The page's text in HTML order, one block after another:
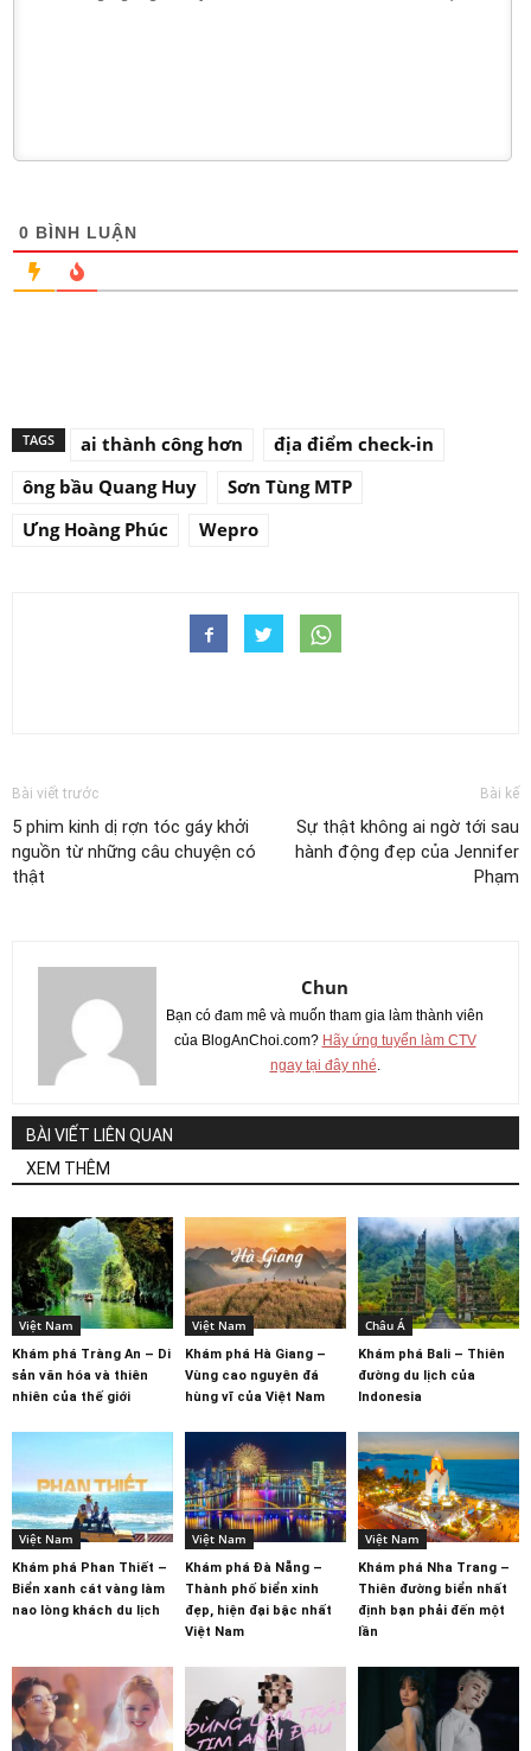
0 BÌNH LUẬN
TAGS ai thành công hơn
địa điểm check-in
ông bầu Quang Huy
Sơn Tùng MTP
Ưng Hoàng Phúc
Wepro
Bài viết trước
5 phim kinh dị rợn tóc gáy khởi
nguồn từ những câu chuyện có
thật
Bài kế
Sự thật không ai ngờ tới sau
hành động đẹp của Jennifer
Phạm
Chun
Bạn có đam mê và muốn tham gia làm thành viên
của BlogAnChoi.com? Hãy ứng tuyển làm CTV
ngay tại đây nhé.
BÀI VIẾT LIÊN QUAN
XEM THÊM
Việt Nam
Khám phá Tràng An – Di
sản văn hóa và thiên
nhiên của thế giới
Việt Nam
Khám phá Hà Giang –
Vùng cao nguyên đá
hùng vĩ của Việt Nam
Châu Á
Khám phá Bali – Thiên
đường du lịch của
Indonesia
Việt Nam
Khám phá Phan Thiết –
Biển xanh cát vàng làm
nao lòng khách du lịch
Việt Nam
Khám phá Đà Nẵng –
Thành phố biển xinh
đẹp, hiện đại bậc nhất
Việt Nam
Việt Nam
Khám phá Nha Trang –
Thiên đường biển nhất
định bạn phải đến một
lần